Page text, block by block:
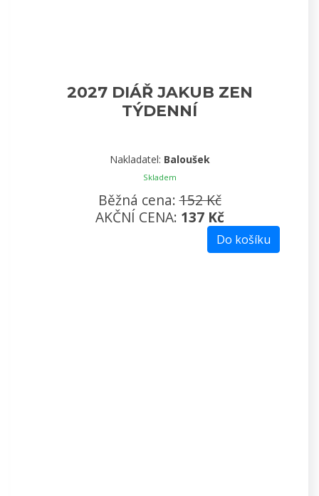
2027 DIÁŘ JAKUB ZEN
TÝDENNÍ
Nakladatel: Baloušek
Skladem
Běžná cena:152 Kč
AKČNÍ CENA: 137 Kč
Do košíku